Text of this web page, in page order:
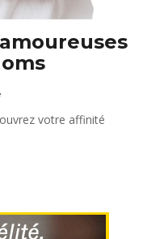
votre affinité